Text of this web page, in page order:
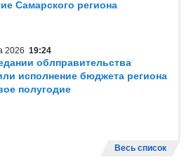
Самарского региона
2026 19:24
облправительства
исполнение бюджета региона
полугодие
Весь список